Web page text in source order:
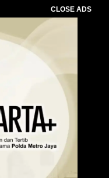
CLOSE ADS